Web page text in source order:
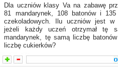
Dla uczniów klasy Va na zabawę
81 mandarynek, 108 batonów i 135
czekoladowych. Ilu uczniów jest
jeżeli każdy uczeń otrzymał tę
mandarynek, tę samą liczbę
liczbę cukierków?